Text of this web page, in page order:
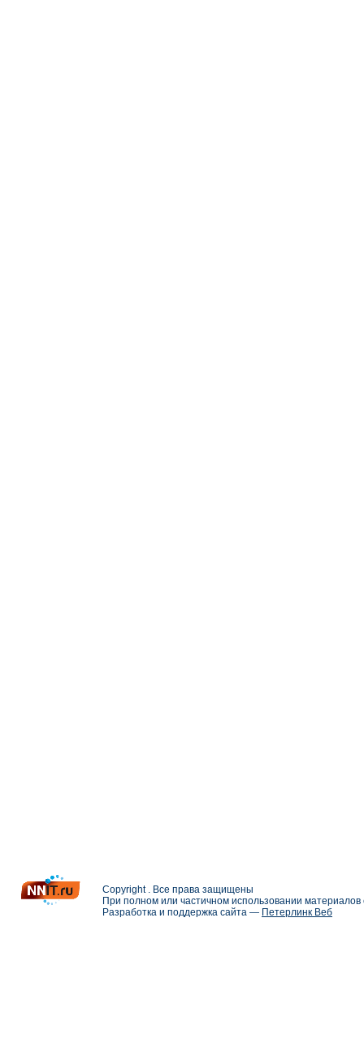
Copyright . Все права защищены
При полном или частичном использовании
Разработка и поддержка сайта — Петерлинк Веб